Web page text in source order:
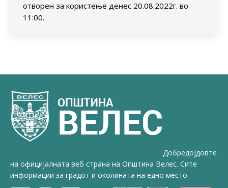
отворен за користење денес 20.08.2022г. во
11:00.
Добредојдовте
на официјалната веб страна на Општина Велес. Сите
информации за градот и околината на едно место.